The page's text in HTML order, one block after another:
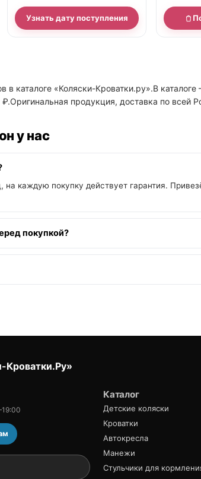
Узнать дату поступления
в каталоге «Коляски-Кроватки.ру».В
продукция, доставка по всей
у нас
каждую покупку действует гарантия.
покупкой?
Кроватки.Ру»
Каталог
Детские коляски
Кроватки
Автокресла
Манежи
Стульчики для